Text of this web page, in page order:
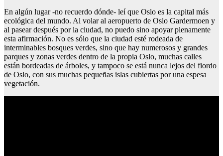
En algún lugar -no recuerdo dónde- leí que Oslo es la capital más
ecológica del mundo. Al volar al aeropuerto de Oslo Gardermoen y
al pasear después por la ciudad, no puedo sino apoyar plenamente
esta afirmación. No es sólo que la ciudad esté rodeada de
interminables bosques verdes, sino que hay numerosos y grandes
parques y zonas verdes dentro de la propia Oslo, muchas calles
están bordeadas de árboles, y tampoco se está nunca lejos del fiordo
de Oslo, con sus muchas pequeñas islas cubiertas por una espesa
vegetación.